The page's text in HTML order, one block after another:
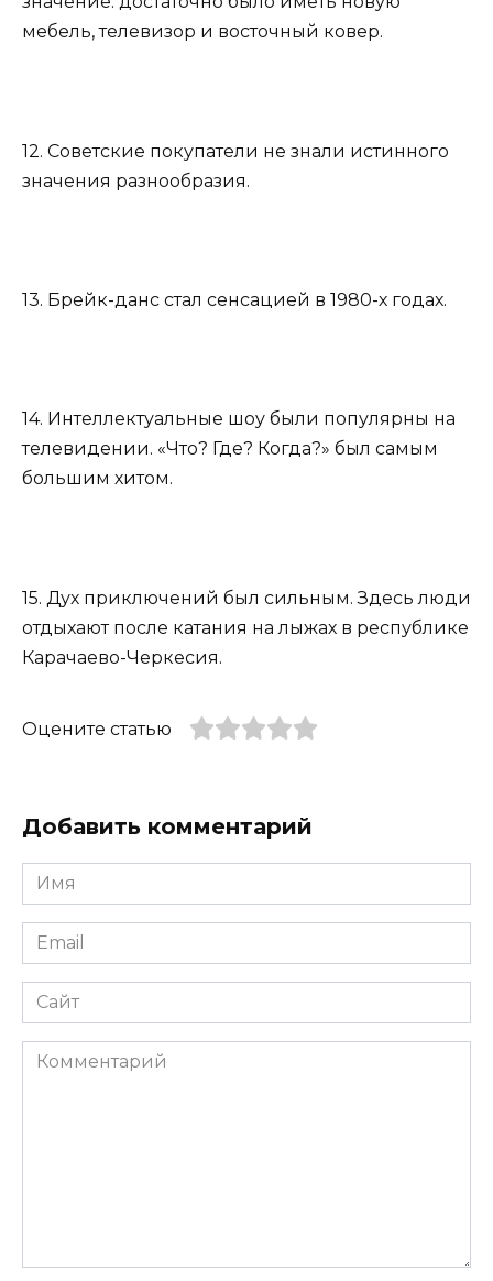
мебель, телевизор и восточный ковер.
12. Советские покупатели не знали истинного
значения разнообразия.
13. Брейк-данс стал сенсацией в 1980-х годах.
14. Интеллектуальные шоу были популярны на
телевидении. «Что? Где? Когда?» был самым
большим хитом.
15. Дух приключений был сильным. Здесь люди
отдыхают после катания на лыжах в республике
Карачаево-Черкесия.
Оцените статью
Добавить комментарий
Имя
*
Email
*
Сайт
Комментарий